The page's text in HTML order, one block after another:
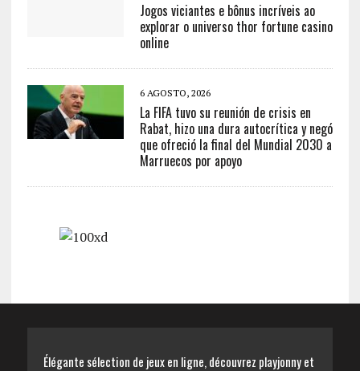
Jogos viciantes e bônus incríveis ao
explorar o universo thor fortune casino
online
6 AGOSTO, 2026
La FIFA tuvo su reunión de crisis en
Rabat, hizo una dura autocrítica y negó
que ofreció la final del Mundial 2030 a
Marruecos por apoyo
Élégante sélection de jeux en ligne, découvrez playjonny et